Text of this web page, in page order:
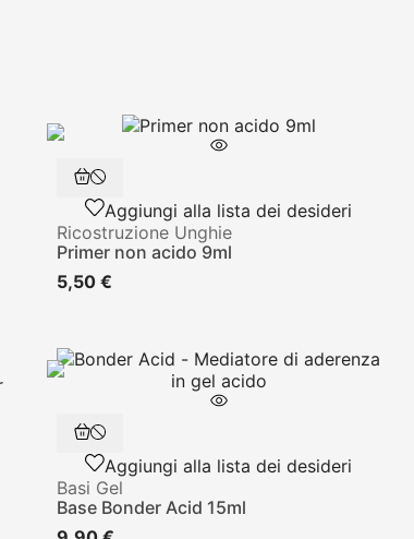
Aggiungi alla lista dei desideri
Ricostruzione Unghie
Primer non acido 9ml
5,50 €
Aggiungi alla lista dei desideri
Basi Gel
Base Bonder Acid 15ml